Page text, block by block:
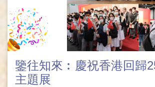
鑒往知來︰慶祝香港回歸
主題展